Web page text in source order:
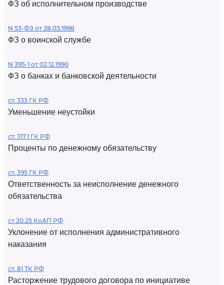
ФЗ об исполнительном производстве
N 53-ФЗ от 28.03.1998
ФЗ о воинской службе
N 395-1 от 02.12.1990
ФЗ о банках и банковской деятельности
ст. 333 ГК РФ
Уменьшение неустойки
ст. 317.1 ГК РФ
Проценты по денежному обязательству
ст. 395 ГК РФ
Ответственность за неисполнение денежного
обязательства
ст 20.25 КоАП РФ
Уклонение от исполнения административного
наказания
ст. 81 ТК РФ
Расторжение трудового договора по инициативе